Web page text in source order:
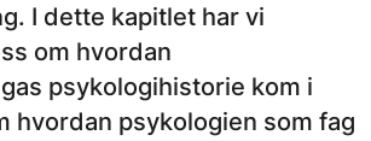
I dette kapitlet har vi
om hvordan
psykologihistorie kom i
hvordan psykologien som fag